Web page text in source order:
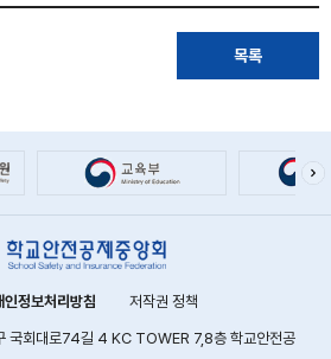
목록
인정보처리방침 저작권 정책
국회대로74길 4 KC TOWER 7,8층 학교안전공